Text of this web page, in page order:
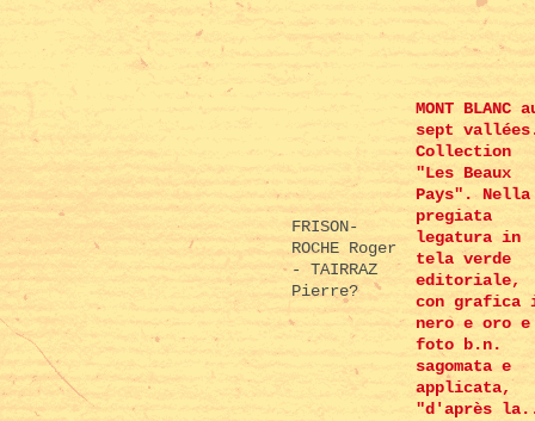
FRISON-
ROCHE Roger
- TAIRRAZ
Pierre?
MONT BLANC
sept
Collection
"Les Beaux
Pays". Nella
pregiata
legatura in
tela verde
editoriale,
con grafica
nero e oro e
foto b.n.
sagomata e
applicata,
"d'après